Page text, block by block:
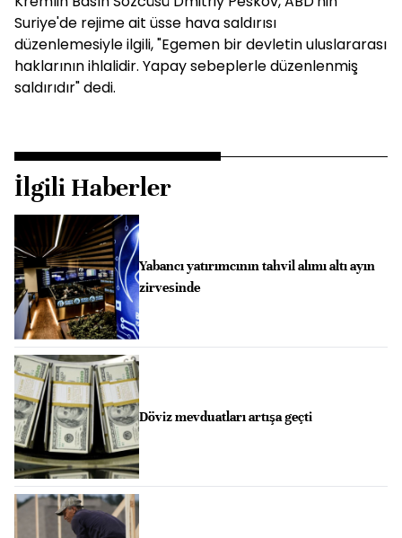
Suriye'de rejime ait üsse hava saldırısı
düzenlemesiyle ilgili, "Egemen bir devletin uluslararası
haklarının ihlalidir. Yapay sebeplerle düzenlenmiş
saldırıdır" dedi.
İlgili Haberler
Yabancı yatırımcının tahvil alımı altı ayın
zirvesinde
Döviz mevduatları artışa geçti